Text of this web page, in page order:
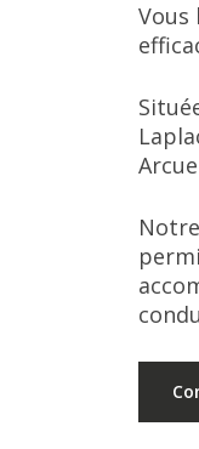
Vous